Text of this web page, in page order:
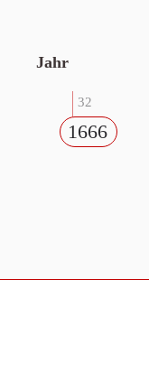
Jahr
32
1666